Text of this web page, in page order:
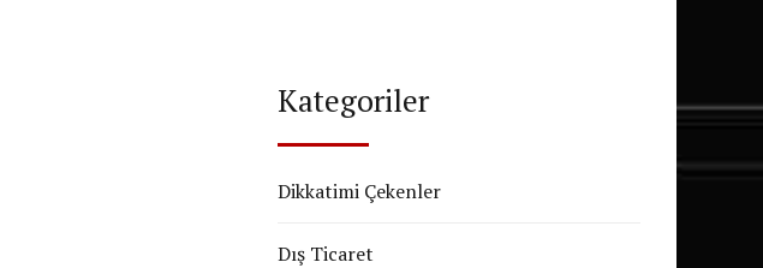
Kategoriler
Dikkatimi Çekenler
Dış Ticaret